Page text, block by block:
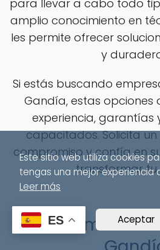
para llevar a cabo todo
amplio conocimiento en
les permite ofrecer
y
Si estás buscando
Gandía, estas opciones
experiencia, garantías
capacitados. Solicita un
compromiso y confía en
transformar tu
Reformas de
Este sitio web utiliza cookies
tengas una mejor experiencia
Leer más
Aceptar
ES